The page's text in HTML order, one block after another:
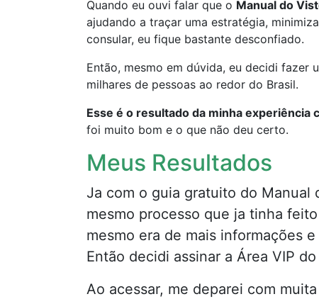
Quando eu ouvi falar que o Manual do
ajudando a traçar uma estratégia,
consular, eu fique bastante desconfiado.
Então, mesmo em dúvida, eu decidi fazer
milhares de pessoas ao redor do Brasil.
Esse é o resultado da minha experiência
foi muito bom e o que não deu certo.
Meus Resultados
Ja com o guia gratuito do
mesmo processo que ja tinha
mesmo era de mais informações
Então decidi assinar a Área VIP
Ao acessar, me deparei com